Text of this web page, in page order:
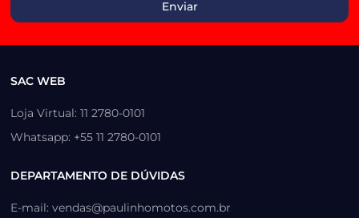
SAC WEB
Loja Virtual: 11 2780-0101
Whatsapp: +55 11 2780-0101
DEPARTAMENTO DE DÚVIDAS
E-mail: vendas@paulinhomotos.com.br